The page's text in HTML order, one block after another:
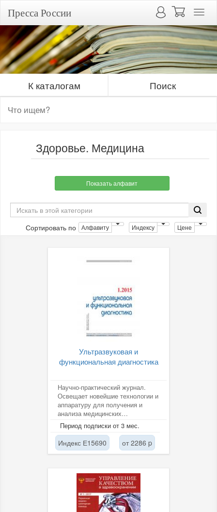
Пресса России
К каталогам Поиск
Здоровье. Медицина
Показать алфавит
Сортировать по Алфавиту Индексу Цене
Ультразвуковая и
функциональная диагностика
Научно-практический журнал.
Освещает новейшие технологии и
аппаратуру для получения и
анализа медицинских
ультразвуковых диагностических
изображений....
Период подписки от 3 мес.
Индекс Е15690 от 2286 p